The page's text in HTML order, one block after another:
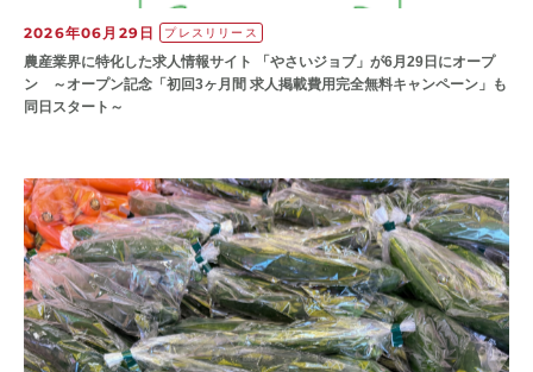
2026年06月29日 プレスリリース
農産業界に特化した求人情報サイト 「やさいジョブ」が6月29日にオープ
ン ～オープン記念「初回3ヶ月間 求人掲載費用完全無料キャンペーン」も
同日スタート～